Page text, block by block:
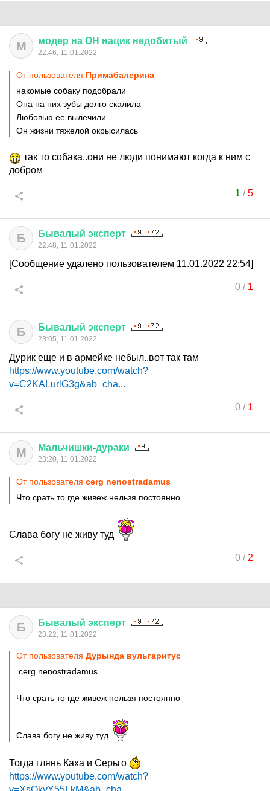
М модер на ОН нацик недобитый
22:46, 11.01.2022
От пользователя Примaбaлерина
накомые собаку подобрали
Она на них зубы долго скалила
Любовью ее вылечили
Он жизни тяжелой окрысилась
так то собака..они не люди понимают когда к ним с
добром
1 /5
Б Бывалый эксперт
22:48, 11.01.2022
[Сообщение удалено пользователем 11.01.2022 22:54]
0/ 1
Б Бывалый эксперт
23:05, 11.01.2022
Дурик еще и в армейке небыл..вот так там
https://www.youtube.com/watch?
v=C2KALurlG3g&ab_cha...
0/ 1
М Мальчишки-дураки
23:20, 11.01.2022
От пользователя cerg nenostradamus
Что срать то где живеж нельзя постоянно
Слава богу не живу туд
0/ 2
Б Бывалый эксперт
23:22, 11.01.2022
От пользователя Дурында вульгаритус
cerg nenostradamus
Что срать то где живеж нельзя постоянно
Слава богу не живу туд
Тогда глянь Каха и Серьго
https://www.youtube.com/watch?